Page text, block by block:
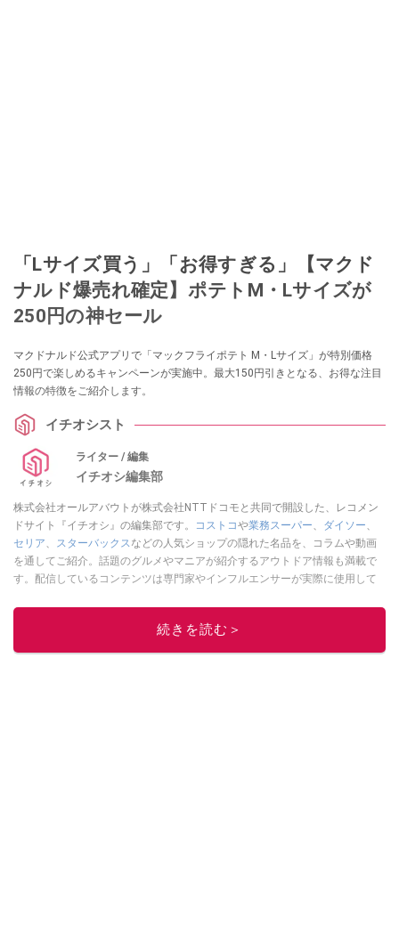
「Lサイズ買う」「お得すぎる」【マクド
ナルド爆売れ確定】ポテトM・Lサイズが
250円の神セール
マクドナルド公式アプリで「マックフライポテト M・Lサイズ」が特別価格
250円で楽しめるキャンペーンが実施中。最大150円引きとなる、お得な注目
情報の特徴をご紹介します。
イチオシスト
ライター / 編集
イチオシ編集部
株式会社オールアバウトが株式会社NTTドコモと共同で開設した、レコメン
ドサイト『イチオシ』の編集部です。
コストコや業務スーパー、 ダイソー、
セリア、 スターバックスなどの人気ショップの隠れた名品を、コラムや動画
を通してご紹介。話題のグルメやマニアが紹介するアウトドア情報も満載で
す。配信しているコンテンツは専門家やインフルエンサーが実際に使用して
ニュースでフォロー
続きを読む＞